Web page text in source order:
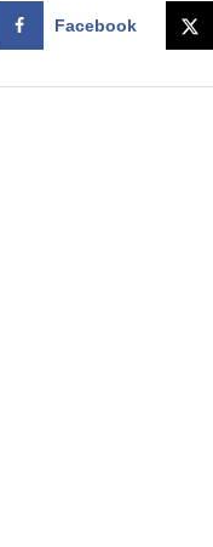
Facebook